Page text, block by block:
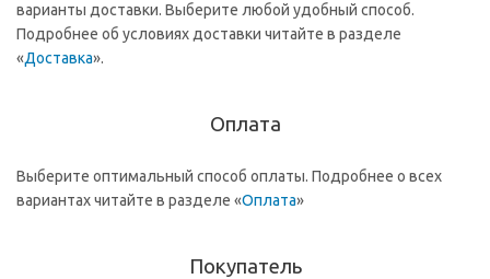
варианты доставки. Выберите любой удобный способ.
Подробнее об условиях доставки читайте в разделе
«Доставка».
Оплата
Выберите оптимальный способ оплаты. Подробнее о всех
вариантах читайте в разделе «Оплата»
Покупатель